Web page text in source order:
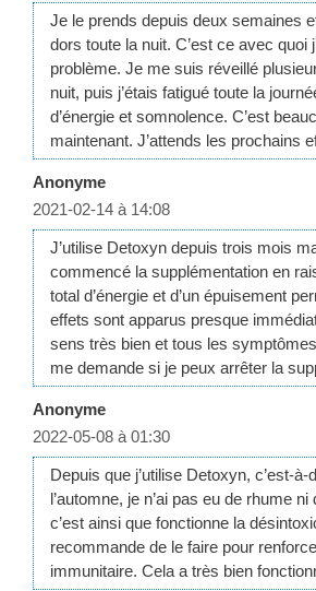
Je le prends depuis deux semaines
dors toute la nuit. C’est ce avec quoi
problème. Je me suis réveillé
nuit, puis j’étais fatigué toute la
d’énergie et somnolence. C’est
maintenant. J’attends les prochains
Anonyme
2021-02-14 à 14:08
J’utilise Detoxyn depuis trois mois
commencé la supplémentation en
total d’énergie et d’un épuisement
effets sont apparus presque
sens très bien et tous les
me demande si je peux arrêter la
Anonyme
2022-05-08 à 01:30
Depuis que j’utilise Detoxyn, c’est-à-
l’automne, je n’ai pas eu de rhume ni
c’est ainsi que fonctionne la
recommande de le faire pour
immunitaire. Cela a très bien